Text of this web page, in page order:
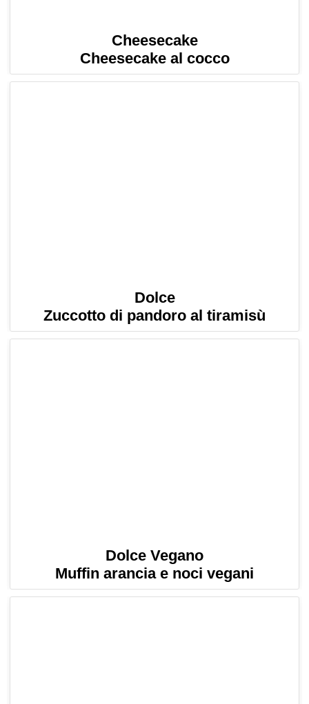
Cheesecake
Cheesecake al cocco
Dolce
Zuccotto di pandoro al tiramisù
Dolce Vegano
Muffin arancia e noci vegani